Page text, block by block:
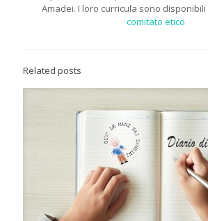
Amadei. I loro curricula sono
comitato etico
Related posts